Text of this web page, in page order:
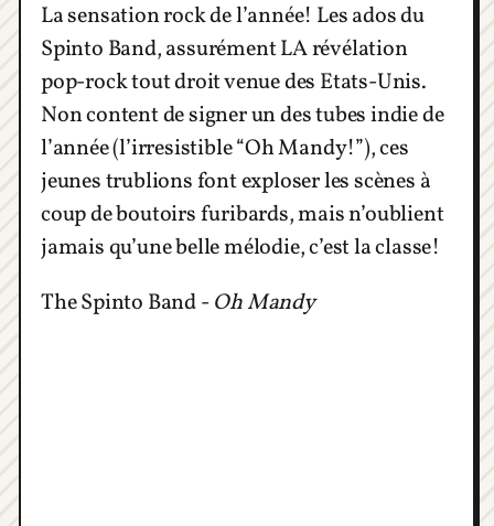
La sensation rock de l’année! Les ados du
Spinto Band, assurément LA révélation
pop-rock tout droit venue des Etats-Unis.
Non content de signer un des tubes indie de
l’année (l’irresistible “Oh Mandy!”), ces
jeunes trublions font exploser les scènes à
coup de boutoirs furibards, mais n’oublient
jamais qu’une belle mélodie, c’est la classe!
The Spinto Band -Oh Mandy